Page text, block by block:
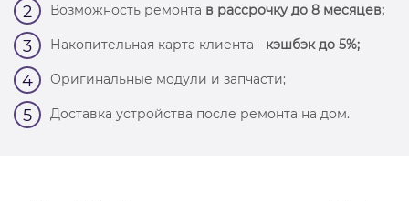
2 Возможность ремонта в рассрочку до 8 месяцев;
3 Накопительная карта клиента - кэшбэк до 5%;
4 Оригинальные модули и запчасти;
5 Доставка устройства после ремонта на дом.